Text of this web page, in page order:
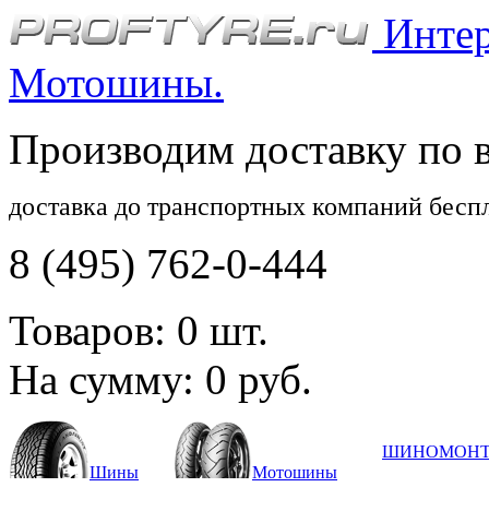
Мотошины.
Производим доставку по
доставка до транспортных компаний
8 (495) 762-0-444
Товаров: 0 шт.
На сумму: 0 руб.
Шины Мотошины